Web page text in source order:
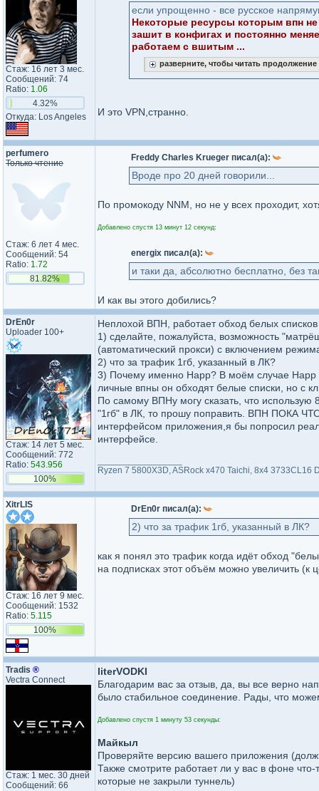
Стаж: 16 лет 3 мес.
Сообщений: 74
Ratio: 1.06
4.32%
Откуда: Los Angeles
если упрощенно - все русское
Некоторые ресурсы которым впн
зашит в конфигах и постоянно
работаем с вшитым ...
разверните, чтобы читать продолжение
И это VPN,странно.
perfumero
Только чтение
Стаж: 6 лет 4 мес.
Сообщений: 54
Ratio: 1.72
81.82%
Freddy Charles Krueger писал(а):
Вроде про 20 дней говорили...
По промокоду NNM, но не у всех проходит,
Добавлено спустя 13 минут 12 секунд:
energix писал(а):
и таки да, абсолютно бесплатно, без
И как вы этого добились?
DrEn0r
Uploader 100+
Стаж: 14 лет 5 мес.
Сообщений: 772
Ratio: 543.956
100%
Неплохой ВПН, работает обход белых
1) сделайте, пожалуйста, возможность
(автоматический прокси) с включением
2) что за трафик 1гб, указанный в ЛК?
3) Почему именно Happ? В моём случае Happ
личные впны он обходят белые списки, но с
По самому ВПНу могу сказать, что использую
"1гб" в ЛК, то прошу поправить. ВПН ПОКА
интерфейсом приложения,я бы попросил
интерфейсе.
Ryzen 7 5800X3D, ASRock x470 Taichi, 8x4 3733CL16
XitrLIS
Стаж: 16 лет 9 мес.
Сообщений: 1532
Ratio: 5.115
100%
DrEn0r писал(а):
2) что за трафик 1гб, указанный в ЛК?
как я понял это трафик когда идёт обход
на подписках этот объём можно увеличить (к
Tradis ®
Vectra Connect
Стаж: 1 мес. 30 дней
Сообщений: 66
literVODKI
Благодарим вас за отзыв, да, вы все верно
было стабильное соединение. Рады, что
Добавлено спустя 1 минуту 53 секунды:
Майкыл
Проверяйте версию вашего приложения
Также смотрите работает ли у вас в фоне
которые не закрыли туннель)